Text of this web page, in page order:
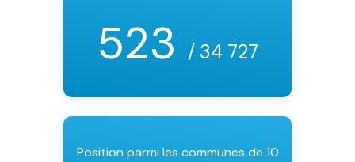
523 / 34 727
Position parmi les communes de 10